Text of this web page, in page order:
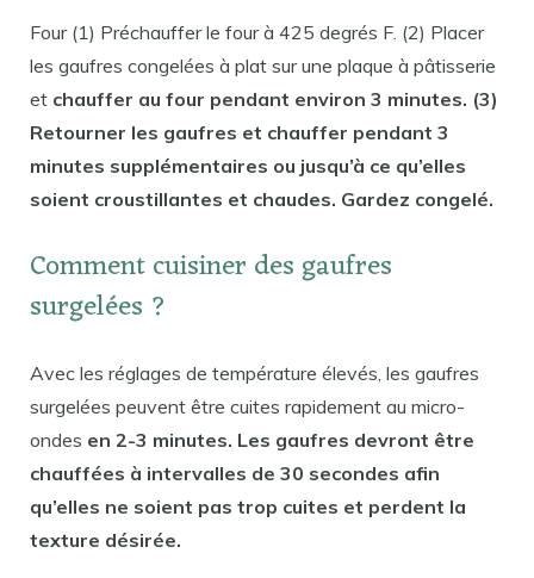
Four (1) Préchauffer le four à 425 degrés F. (2) Placer
les gaufres congelées à plat sur une plaque à pâtisserie
et chauffer au four pendant environ 3 minutes. (3)
Retourner les gaufres et chauffer pendant 3
minutes supplémentaires ou jusqu’à ce qu’elles
soient croustillantes et chaudes. Gardez congelé.
Comment cuisiner des gaufres
surgelées ?
Avec les réglages de température élevés, les gaufres
surgelées peuvent être cuites rapidement au micro-
ondes en 2-3 minutes. Les gaufres devront être
chauffées à intervalles de 30 secondes afin
qu’elles ne soient pas trop cuites et perdent la
texture désirée.